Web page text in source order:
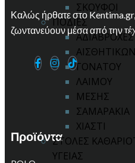
ΣΚΟΥΦΟΙ
ΠΟΔΙΕΣ
ΑΔΙΑΒΡΟΧΕΣ
ΑΙΣΘΗΤΙΚΩΝ
ΓΟΝΑΤΟΥ
ΛΑΙΜΟΥ
ΜΕΣΗΣ
ΣΑΜΑΡΑΚΙΑ
ΧΙΑΣΤΙ
ΣΤΟΛΕΣ
ΥΓΕΙΑΣ
Καλώς ήρθατε στο
ζωντανεύουν μέσα από την
Προϊόντα